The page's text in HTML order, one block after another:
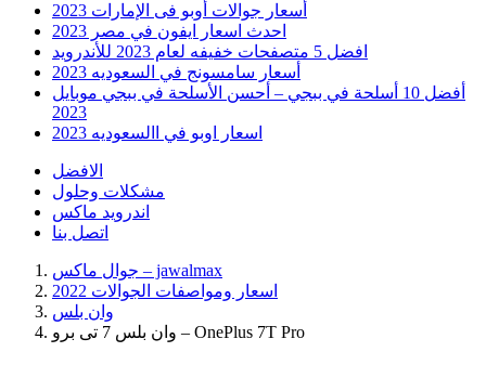
أسعار جوالات أوبو فى الإمارات 2023
احدث اسعار ايفون في مصر 2023
افضل 5 متصفحات خفيفه لعام 2023 للأندرويد
أسعار سامسونج في السعوديه 2023
أفضل 10 أسلحة في ببجي – أحسن الأسلحة في ببجي موبايل
2023
اسعار اوبو في االسعوديه 2023
الافضل
مشكلات وحلول
اندرويد ماكس
اتصل بنا
جوال ماكس – jawalmax
اسعار ومواصفات الجوالات 2022
وان بلس
وان بلس 7 تى برو – OnePlus 7T Pro